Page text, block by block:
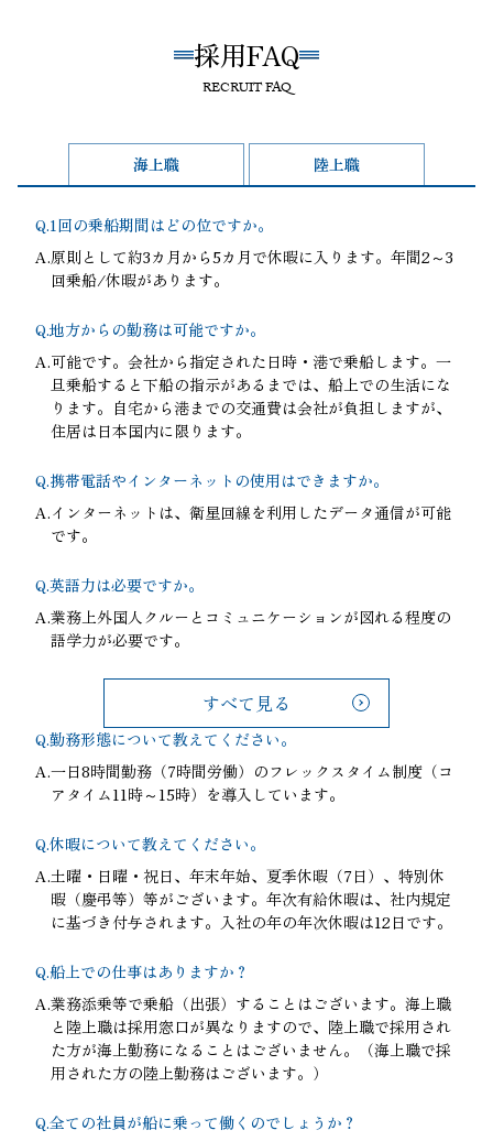
採用FAQ
RECRUIT FAQ
海上職 陸上職
Q.1回の乗船期間はどの位ですか。
A.原則として約3カ月から5カ月で休暇に入ります。年間2～3
回乗船/休暇があります。
Q.地方からの勤務は可能ですか。
A.可能です。会社から指定された日時・港で乗船します。一
旦乗船すると下船の指示があるまでは、船上での生活にな
ります。自宅から港までの交通費は会社が負担しますが、
住居は日本国内に限ります。
Q.携帯電話やインターネットの使用はできますか。
A.インターネットは、衛星回線を利用したデータ通信が可能
です。
Q.英語力は必要ですか。
A.業務上外国人クルーとコミュニケーションが図れる程度の
語学力が必要です。
すべて見る
Q.勤務形態について教えてください。
A.一日8時間勤務（7時間労働）のフレックスタイム制度（コ
アタイム11時～15時）を導入しています。
Q.休暇について教えてください。
A.土曜・日曜・祝日、年末年始、夏季休暇（7日）、特別休
暇（慶弔等）等がございます。年次有給休暇は、社内規定
に基づき付与されます。入社の年の年次休暇は12日です。
Q.船上での仕事はありますか？
A.業務添乗等で乗船（出張）することはございます。海上職
と陸上職は採用窓口が異なりますので、陸上職で採用され
た方が海上勤務になることはございません。（海上職で採
用された方の陸上勤務はございます。）
Q.全ての社員が船に乗って働くのでしょうか？